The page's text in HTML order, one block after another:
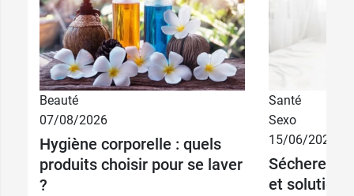
Beauté
07/08/2026
Hygiène corporelle : quels
produits choisir pour se laver
?
Santé
Sexo
15/06/2026
et solutions